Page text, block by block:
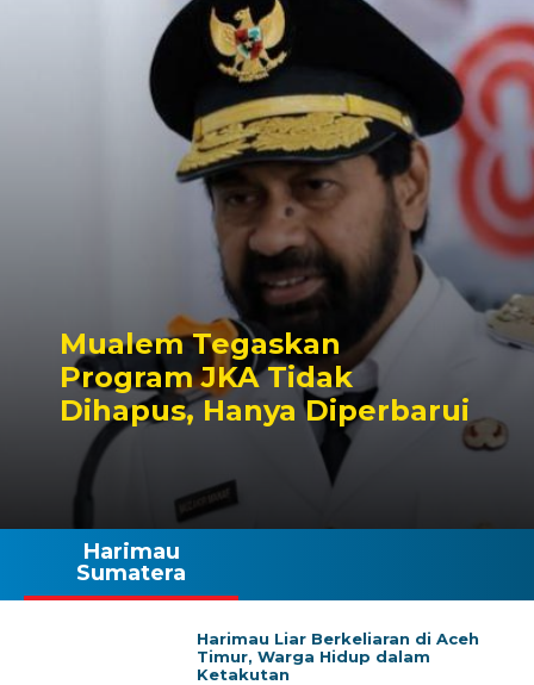
Mualem Tegaskan
Program JKA Tidak
Dihapus, Hanya Diperbarui
Harimau
Sumatera
Harimau Liar Berkeliaran di Aceh
Timur, Warga Hidup dalam
Ketakutan